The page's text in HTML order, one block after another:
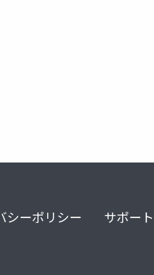
シーポリシー サポー